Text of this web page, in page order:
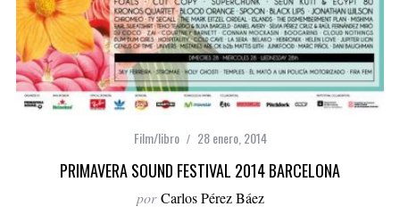
Film/libro 28 enero, 2014
PRIMAVERA SOUND FESTIVAL 2014 BARCELONA
por Carlos Pérez Báez